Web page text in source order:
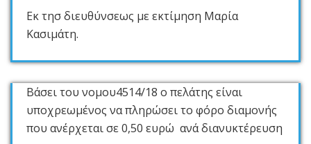
Εκ τησ διευθύνσεως με εκτίμηση Μαρία
Κασιμάτη.
Βάσει του νομου4514/18 ο πελάτης είναι
υποχρεωμένος να πληρώσει το φόρο διαμονής
που ανέρχεται σε 0,50 ευρώ ανά διανυκτέρευση